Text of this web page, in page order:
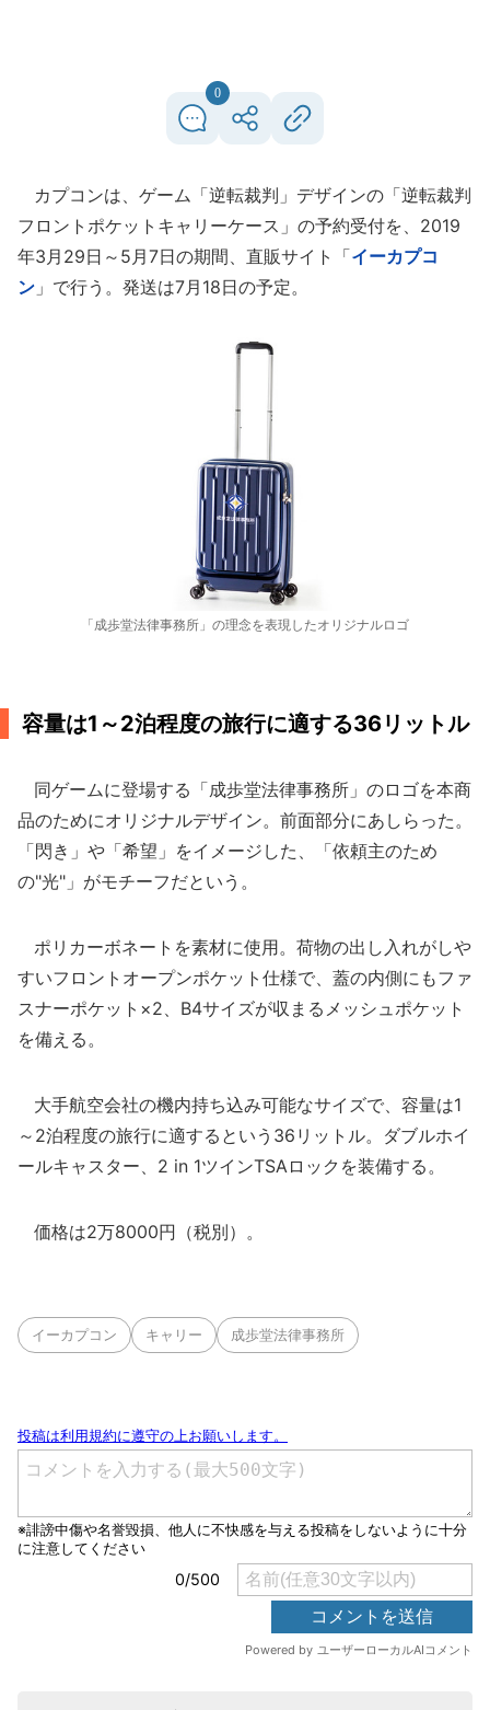
0
カプコンは、ゲーム「逆転裁判」デザインの「逆転裁判
フロントポケットキャリーケース」の予約受付を、2019
年3月29日～5月7日の期間、直販サイト「イーカプコ
ン 」で行う。発送は7月18日の予定。
「成歩堂法律事務所」の理念を表現したオリジナルロゴ
容量は1～2泊程度の旅行に適する36リットル
同ゲームに登場する「成歩堂法律事務所」のロゴを本商
品のためにオリジナルデザイン。前面部分にあしらった。
「閃き」や「希望」をイメージした、「依頼主のため
の"光"」がモチーフだという。
ポリカーボネートを素材に使用。荷物の出し入れがしや
すいフロントオープンポケット仕様で、蓋の内側にもファ
スナーポケット×2、B4サイズが収まるメッシュポケット
を備える。
大手航空会社の機内持ち込み可能なサイズで、容量は1
～2泊程度の旅行に適するという36リットル。ダブルホイ
ールキャスター、2 in 1ツインTSAロックを装備する。
価格は2万8000円（税別）。
イーカプコン キャリー 成歩堂法律事務所